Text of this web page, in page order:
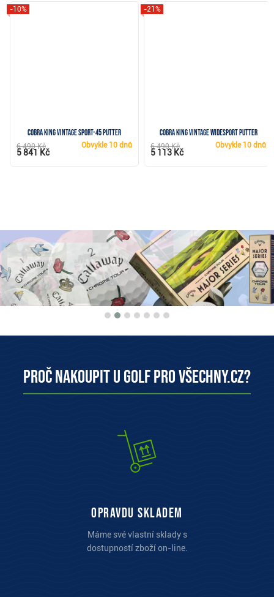
Cobra KING Vintage Sport-45 putter
-10%
Obvykle 10 dnů
6 490 Kč
5 841 Kč
Cobra KING Vintage Widesport putter
-21%
Obvykle 10 dnů
6 490 Kč
5 113 Kč
Proč nakoupit u Golf pro všechny.cz?
opravdu skladem
Máme své vlastní sklady s
dostupností zboží on-line.